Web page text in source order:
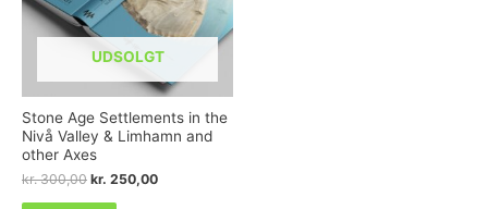
UDSOLGT
Stone Age Settlements in the
Nivå Valley & Limhamn and
other Axes
kr.300,00 kr. 250,00